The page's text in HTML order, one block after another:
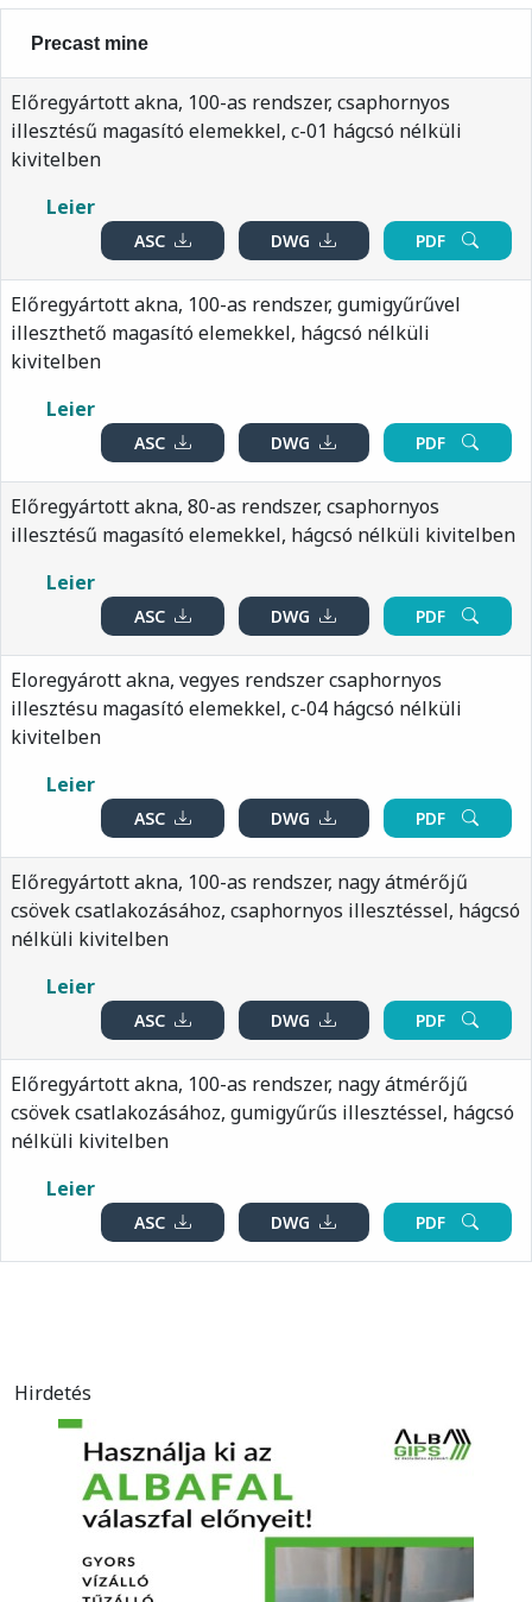
Precast mine
Előregyártott akna, 100-as rendszer, csaphornyos
illesztésű magasító elemekkel, c-01 hágcsó nélküli
kivitelben
Leier
ASC DWG PDF
Előregyártott akna, 100-as rendszer, gumigyűrűvel
illeszthető magasító elemekkel, hágcsó nélküli
kivitelben
Leier
ASC DWG PDF
Előregyártott akna, 80-as rendszer, csaphornyos
illesztésű magasító elemekkel, hágcsó nélküli kivitelben
Leier
ASC DWG PDF
Eloregyárott akna, vegyes rendszer csaphornyos
illesztésu magasító elemekkel, c-04 hágcsó nélküli
kivitelben
Leier
ASC DWG PDF
Előregyártott akna, 100-as rendszer, nagy átmérőjű
csövek csatlakozásához, csaphornyos illesztéssel, hágcsó
nélküli kivitelben
Leier
ASC DWG PDF
Előregyártott akna, 100-as rendszer, nagy átmérőjű
csövek csatlakozásához, gumigyűrűs illesztéssel, hágcsó
nélküli kivitelben
Leier
ASC DWG PDF
Hirdetés